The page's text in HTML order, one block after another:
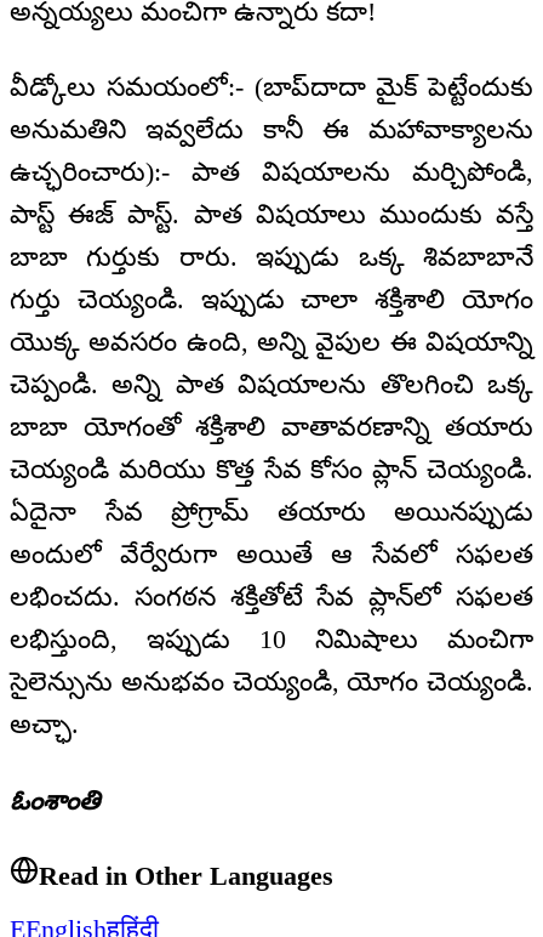
అన్నయ్యలు మంచిగా ఉన్నారు కదా!
వీడ్కోలు సమయంలో:- (బాప్‌దాదా మైక్ పెట్టేందుకు
అనుమతిని ఇవ్వలేదు కానీ ఈ మహావాక్యాలను
ఉచ్ఛరించారు):- పాత విషయాలను మర్చిపోండి,
పాస్ట్ ఈజ్ పాస్ట్. పాత విషయాలు ముందుకు వస్తే
బాబా గుర్తుకు రారు. ఇప్పుడు ఒక్క శివబాబానే
గుర్తు చెయ్యండి. ఇప్పుడు చాలా శక్తిశాలి యోగం
యొక్క అవసరం ఉంది, అన్ని వైపుల ఈ విషయాన్ని
చెప్పండి. అన్ని పాత విషయాలను తొలగించి ఒక్క
బాబా యోగంతో శక్తిశాలి వాతావరణాన్ని తయారు
చెయ్యండి మరియు కొత్త సేవ కోసం ప్లాన్ చెయ్యండి.
ఏదైనా సేవ ప్రోగ్రామ్ తయారు అయినప్పుడు
అందులో వేర్వేరుగా అయితే ఆ సేవలో సఫలత
లభించదు. సంగఠన శక్తితోటే సేవ ప్లాన్‌లో సఫలత
లభిస్తుంది, ఇప్పుడు 10 నిమిషాలు మంచిగా
సైలెన్సును అనుభవం చెయ్యండి, యోగం చెయ్యండి.
అచ్ఛా.
ఓంశాంతి
Read in Other Languages
EEnglishहहिंदी